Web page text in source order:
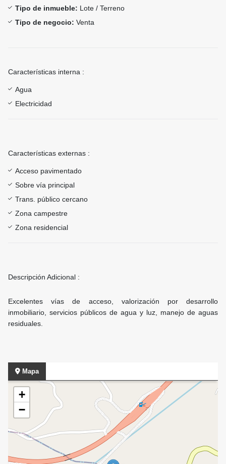
Tipo de inmueble: Lote / Terreno
Tipo de negocio: Venta
Características interna :
Agua
Electricidad
Características externas :
Acceso pavimentado
Sobre vía principal
Trans. público cercano
Zona campestre
Zona residencial
Descripción Adicional :
Excelentes vías de acceso, valorización por desarrollo
inmobiliario, servicios públicos de agua y luz, manejo de aguas
residuales.
Mapa
+
−